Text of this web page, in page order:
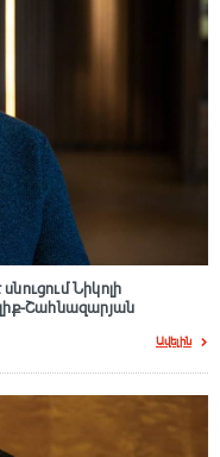
Նիկոլի
Շահնազարյան
Ավելին